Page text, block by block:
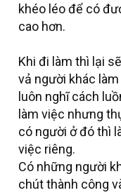
khéo léo để có
cao hơn.
Khi đi làm thì lại
vả người khác
luôn nghĩ cách
làm việc nhưng
có người ở đó thì
việc riêng.
Có những người
chút thành công